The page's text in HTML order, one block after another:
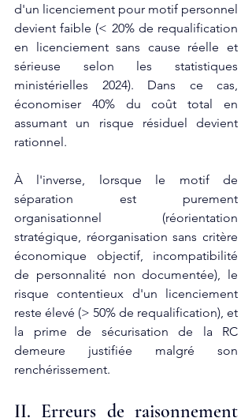
d'un licenciement pour motif personnel
devient faible (< 20% de requalification
en licenciement sans cause réelle et
sérieuse selon les statistiques
ministérielles 2024). Dans ce cas,
économiser 40% du coût total en
assumant un risque résiduel devient
rationnel.
À l'inverse, lorsque le motif de
séparation est purement
organisationnel (réorientation
stratégique, réorganisation sans critère
économique objectif, incompatibilité
de personnalité non documentée), le
risque contentieux d'un licenciement
reste élevé (> 50% de requalification), et
la prime de sécurisation de la RC
demeure justifiée malgré son
renchérissement.
II. Erreurs de raisonnement